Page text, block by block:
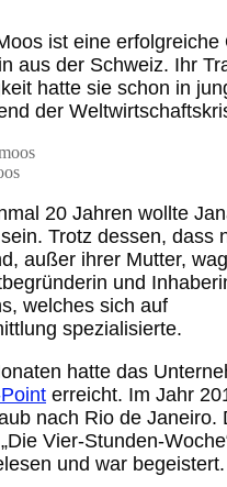
ist eine erfolgreiche
aus der Schweiz. Ihr
hatte sie schon in
der
20 Jahren wollte
Trotz dessen, dass
außer ihrer Mutter,
und
welches sich auf
spezialisierte.
hatte das
erreicht. Im Jahr
nach Rio de Janeiro.
Vier-Stunden-
und war begeistert.